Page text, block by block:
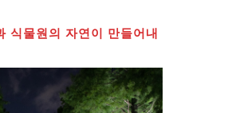
식물원의 자연이 만들어내